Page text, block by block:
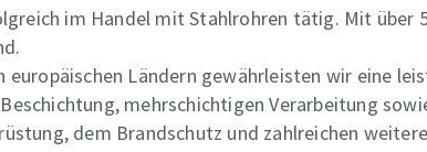
im Handel mit Stahlrohren tätig. Mit über
Ländern gewährleisten wir eine
mehrschichtigen Verarbeitung
dem Brandschutz und zahlreichen